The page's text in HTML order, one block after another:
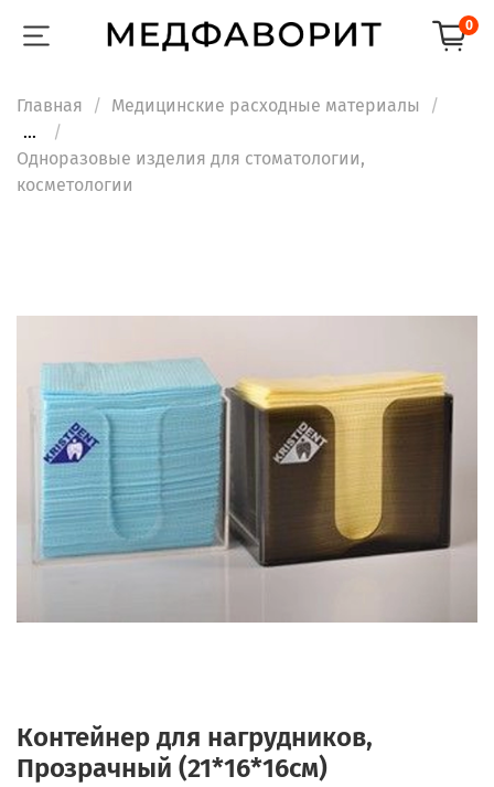
0
Главная
Медицинские расходные материалы
...
Одноразовые изделия для стоматологии,
косметологии
Контейнер для нагрудников,
Прозрачный (21*16*16см)